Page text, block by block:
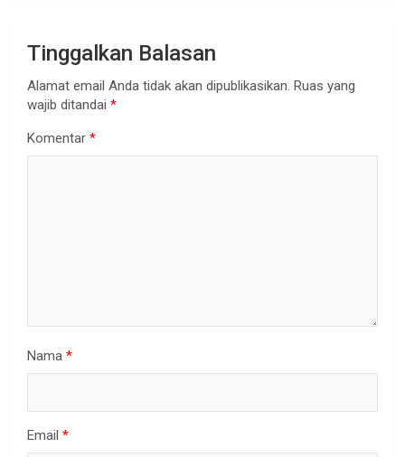
Tinggalkan Balasan
Alamat email Anda tidak akan dipublikasikan. Ruas yang
wajib ditandai *
Komentar *
Nama *
Email *